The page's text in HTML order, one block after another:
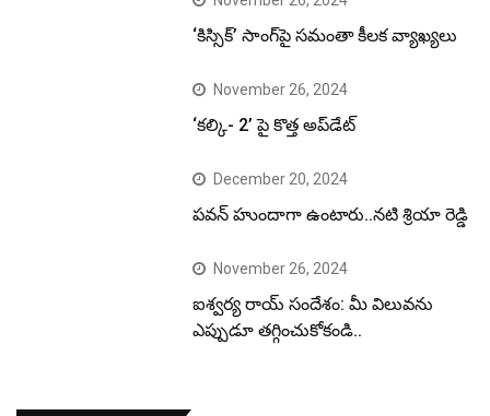
‘కిస్సిక్’ సాంగ్‌పై సమంతా కీలక వ్యాఖ్యలు
November 26, 2024
‘కల్కి- 2’ పై కొత్త అప్‌డేట్
December 20, 2024
పవన్ హుందాగా ఉంటారు..నటి శ్రియా రెడ్డి
November 26, 2024
ఐశ్వర్య రాయ్ సందేశం: మీ విలువను
ఎప్పుడూ తగ్గించుకోకండి..